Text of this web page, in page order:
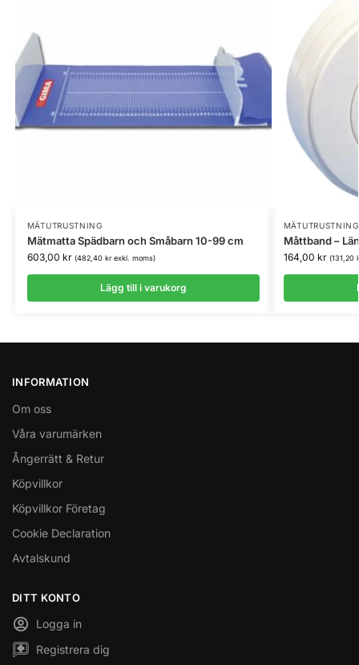
MÄTUTRUSTNING
Mätmatta Spädbarn och Småbarn 10-99 cm
603,00 kr (482,40 krexkl. moms)
Lägg till i varukorg
MÄTUTRUSTNING
Måttband –
164,00 kr (131,20
INFORMATION
Om oss
Våra varumärken
Ångerrätt & Retur
Köpvillkor
Köpvillkor Företag
Cookie Declaration
Avtalskund
DITT KONTO
Logga in
Registrera dig